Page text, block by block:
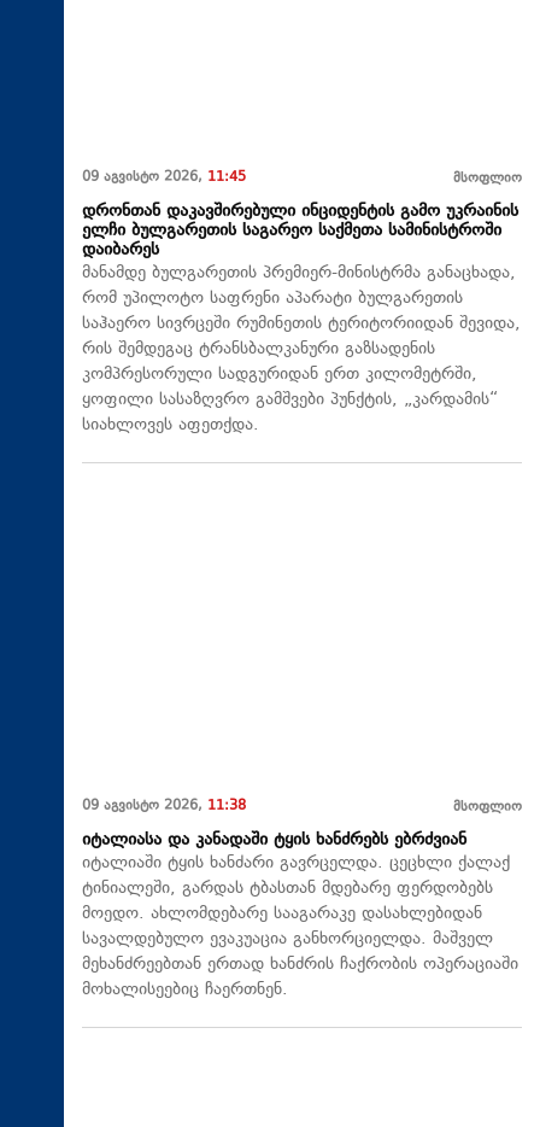
09 აგვისტო 2026, 11:45 მსოფლიო
დრონთან დაკავშირებული ინციდენტის გამო უკრაინის
ელჩი ბულგარეთის საგარეო საქმეთა სამინისტროში
დაიბარეს
მანამდე ბულგარეთის პრემიერ-მინისტრმა განაცხადა,
რომ უპილოტო საფრენი აპარატი ბულგარეთის
საჰაერო სივრცეში რუმინეთის ტერიტორიიდან შევიდა,
რის შემდეგაც ტრანსბალკანური გაზსადენის
კომპრესორული სადგურიდან ერთ კილომეტრში,
ყოფილი სასაზღვრო გამშვები პუნქტის, „კარდამის“
სიახლოვეს აფეთქდა.
09 აგვისტო 2026, 11:38 მსოფლიო
იტალიასა და კანადაში ტყის ხანძრებს ებრძვიან
იტალიაში ტყის ხანძარი გავრცელდა. ცეცხლი ქალაქ
ტინიალეში, გარდას ტბასთან მდებარე ფერდობებს
მოედო. ახლომდებარე სააგარაკე დასახლებიდან
სავალდებულო ევაკუაცია განხორციელდა. მაშველ
მეხანძრეებთან ერთად ხანძრის ჩაქრობის ოპერაციაში
მოხალისეებიც ჩაერთნენ.